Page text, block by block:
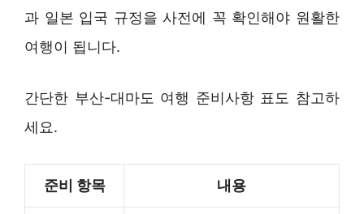
과 일본 입국 규정을 사전에 꼭 확인해야 원활한
여행이 됩니다.
간단한 부산-대마도 여행 준비사항 표도 참고하
세요.
준비 항목 내용